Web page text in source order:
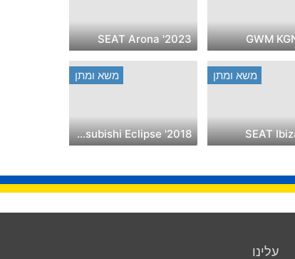
2023' SEAT Arona
משא ומתן משא ומתן
2018' Mitsubishi Eclipse
עלינו